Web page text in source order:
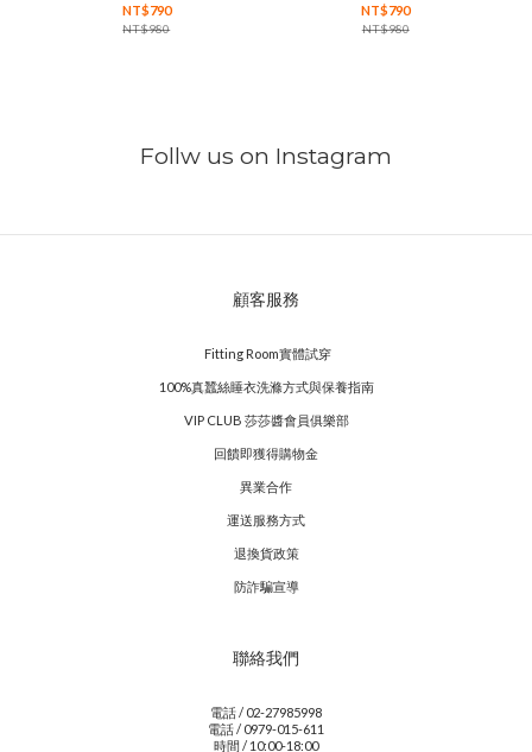
NT$790
NT$980
NT$790
NT$980
Follw us on Instagram
顧客服務
Fitting Room實體試穿
100%真蠶絲睡衣洗滌方式與保養指南
VIP CLUB 莎莎醬會員俱樂部
回饋即獲得購物金
異業合作
運送服務方式
退換貨政策
防詐騙宣導
聯絡我們
電話 / 02-27985998
電話 / 0979-015-611
時間 / 10:00-18:00